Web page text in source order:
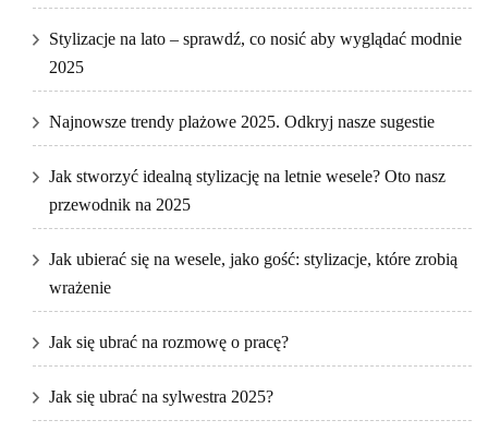
Stylizacje na lato – sprawdź, co nosić aby wyglądać modnie
2025
Najnowsze trendy plażowe 2025. Odkryj nasze sugestie
Jak stworzyć idealną stylizację na letnie wesele? Oto nasz
przewodnik na 2025
Jak ubierać się na wesele, jako gość: stylizacje, które zrobią
wrażenie
Jak się ubrać na rozmowę o pracę?
Jak się ubrać na sylwestra 2025?